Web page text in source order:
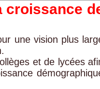
croissance
une vision plus
et de lycées